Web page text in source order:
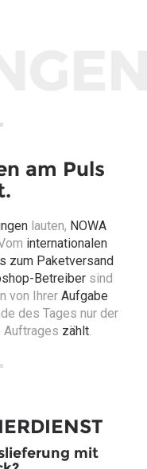
am Puls
lauten, NOWA
Vom internationalen
zum Paketversand
Betreibersind
von Ihrer Aufgabe
des Tages nur der
Auftrages zählt
mit